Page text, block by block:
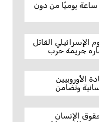
“لمدة خمسة أشهر، عملتُ 14 ساعة يوميًا من دون
الإسرائيلي القاتل
جريمة حرب
الأوروبيين
وتضامن
الإنسان